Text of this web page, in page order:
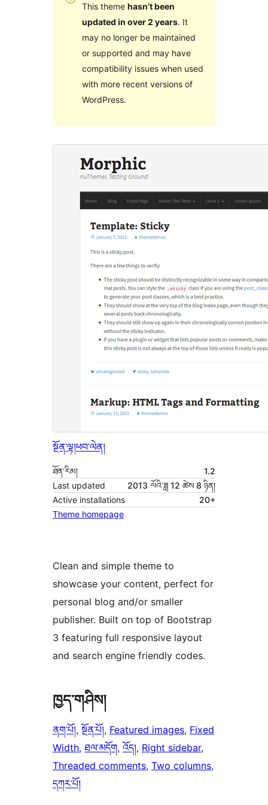
This theme hasn’t been
updated in over 2 years. It
may no longer be maintained
or supported and may have
compatibility issues when used
with more recent versions of
WordPress.
སྔོན་ལྟ།ཕབ་ལེན།
ཐོན་རིམ།
1.2
Last updated
2013 ལོའི་ཟླ 12 ཚེས 8 ཉིན།
Active installations
20+
Theme homepage
Clean and simple theme to
showcase your content, perfect for
personal blog and/or smaller
publisher. Built on top of Bootstrap
3 featuring full responsive layout
and search engine friendly codes.
ཁྱད་གཤིས།
ནག་པོ།, སྔོན་པོ།, Featured images, Fixed
Width, ཐལ་མདོག, འོད།, Right sidebar
Threaded comments, Two columns
དཀར་པོ།